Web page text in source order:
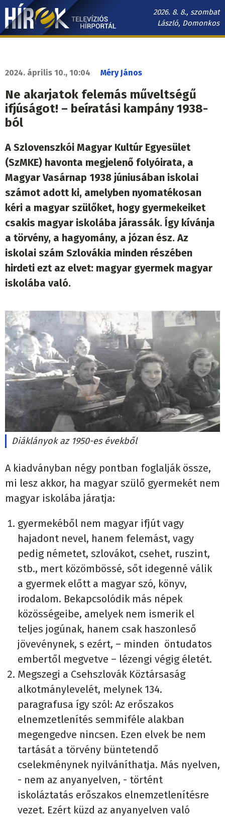
Ugrás
tartalomra
2026. 8. 8., szombat
László, Domonkos
Hírek.sk
navigáció
2024. április 10., 10:04 Méry János
Ne akarjatok felemás műveltségű
ifjúságot! – beíratási kampány 1938-
ból
A Szlovenszkói Magyar Kultúr Egyesület
(SzMKE) havonta megjelenő folyóirata, a
Magyar Vasárnap 1938 júniusában iskolai
számot adott ki, amelyben nyomatékosan
kéri a magyar szülőket, hogy gyermekeiket
csakis magyar iskolába járassák. Így kívánja
a törvény, a hagyomány, a józan ész. Az
iskolai szám Szlovákia minden részében
hirdeti ezt az elvet: magyar gyermek magyar
iskolába való.
Diáklányok az 1950-es évekből
A kiadványban négy pontban foglalják össze,
mi lesz akkor, ha magyar szülő gyermekét nem
magyar iskolába járatja:
gyermekéből nem magyar ifjút vagy
hajadont nevel, hanem felemást, vagy
pedig németet, szlovákot, csehet, ruszint,
stb., mert közömbössé, sőt idegenné válik
a gyermek előtt a magyar szó, könyv,
irodalom. Bekapcsolódik más népek
közösségeibe, amelyek nem ismerik el
teljes jogúnak, hanem csak haszonleső
jövevénynek, s ezért, – minden öntudatos
embertől megvetve – lézengi végig életét.
Megszegi a Csehszlovák Köztársaság
alkotmánylevelét, melynek 134.
paragrafusa így szól: Az erőszakos
elnemzetlenítés semmiféle alakban
megengedve nincsen. Ezen elvek be nem
tartását a törvény büntetendő
cselekménynek nyilváníthatja. Más nyelven,
- nem az anyanyelven, - történt
iskoláztatás erőszakos elnemzetlenítésre
vezet. Ezért küzd az anyanyelven való